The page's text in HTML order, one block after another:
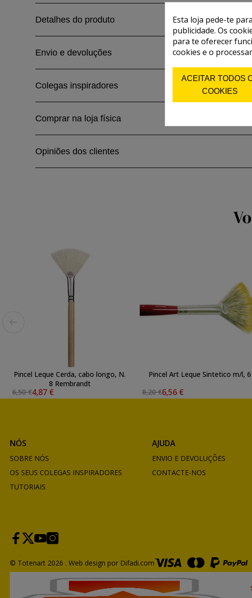
Detalhes do produto
Envio e devoluções
Colegas inspiradores
Comprar na loja física
Opiniões dos clientes
Pincel Leque Cerda, cabo longo, N.
8 Rembrandt
6,50 €4,87 €
Pincel Art Leque Sintetico m/l, 6
8,20 €6,56 €
NÓS
SOBRE NÓS
OS SEUS COLEGAS INSPIRADORES
TUTORIAIS
AJUDA
ENVIO E DEVOLUÇÕES
CONTACTE-NOS
© Totenart 2026 . Web design por Difadi.com
Esta loja pede-te
publicidade. Os
para te oferecer
cookies e o
ACEITAR TODOS
COOKIES